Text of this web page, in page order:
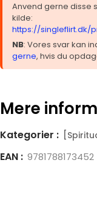
Anvend gerne disse
kilde:
https://singleflirt.dk/
NB: Vores svar kan
gerne, hvis du
Mere
Kategorier :
EAN : 9781788173452